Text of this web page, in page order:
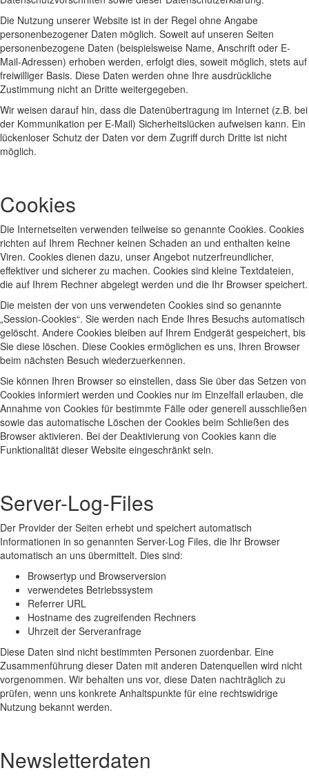
Die Nutzung unserer Website ist in der Regel ohne Angabe
personenbezogener Daten möglich. Soweit auf unseren Seiten
personenbezogene Daten (beispielsweise Name, Anschrift oder E-
Mail-Adressen) erhoben werden, erfolgt dies, soweit möglich, stets auf
freiwilliger Basis. Diese Daten werden ohne Ihre ausdrückliche
Zustimmung nicht an Dritte weitergegeben.
Wir weisen darauf hin, dass die Datenübertragung im Internet (z.B. bei
der Kommunikation per E-Mail) Sicherheitslücken aufweisen kann. Ein
lückenloser Schutz der Daten vor dem Zugriff durch Dritte ist nicht
möglich.
Cookies
Die Internetseiten verwenden teilweise so genannte Cookies. Cookies
richten auf Ihrem Rechner keinen Schaden an und enthalten keine
Viren. Cookies dienen dazu, unser Angebot nutzerfreundlicher,
effektiver und sicherer zu machen. Cookies sind kleine Textdateien,
die auf Ihrem Rechner abgelegt werden und die Ihr Browser speichert.
Die meisten der von uns verwendeten Cookies sind so genannte
„Session-Cookies“. Sie werden nach Ende Ihres Besuchs automatisch
gelöscht. Andere Cookies bleiben auf Ihrem Endgerät gespeichert, bis
Sie diese löschen. Diese Cookies ermöglichen es uns, Ihren Browser
beim nächsten Besuch wiederzuerkennen.
Sie können Ihren Browser so einstellen, dass Sie über das Setzen von
Cookies informiert werden und Cookies nur im Einzelfall erlauben, die
Annahme von Cookies für bestimmte Fälle oder generell ausschließen
sowie das automatische Löschen der Cookies beim Schließen des
Browser aktivieren. Bei der Deaktivierung von Cookies kann die
Funktionalität dieser Website eingeschränkt sein.
Server-Log-Files
Der Provider der Seiten erhebt und speichert automatisch
Informationen in so genannten Server-Log Files, die Ihr Browser
automatisch an uns übermittelt. Dies sind:
Browsertyp und Browserversion
verwendetes Betriebssystem
Referrer URL
Hostname des zugreifenden Rechners
Uhrzeit der Serveranfrage
Diese Daten sind nicht bestimmten Personen zuordenbar. Eine
Zusammenführung dieser Daten mit anderen Datenquellen wird nicht
vorgenommen. Wir behalten uns vor, diese Daten nachträglich zu
prüfen, wenn uns konkrete Anhaltspunkte für eine rechtswidrige
Nutzung bekannt werden.
Newsletterdaten